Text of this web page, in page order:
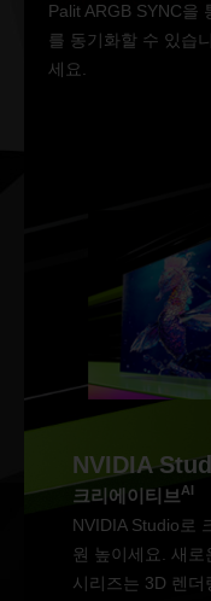
Palit ARGB SYNC을
를 동기화할 수 있습
세요.
NVIDIA
크리에이티브 AI
NVIDIA Studio로
원 높이세요. 새
시리즈는 3D 렌더